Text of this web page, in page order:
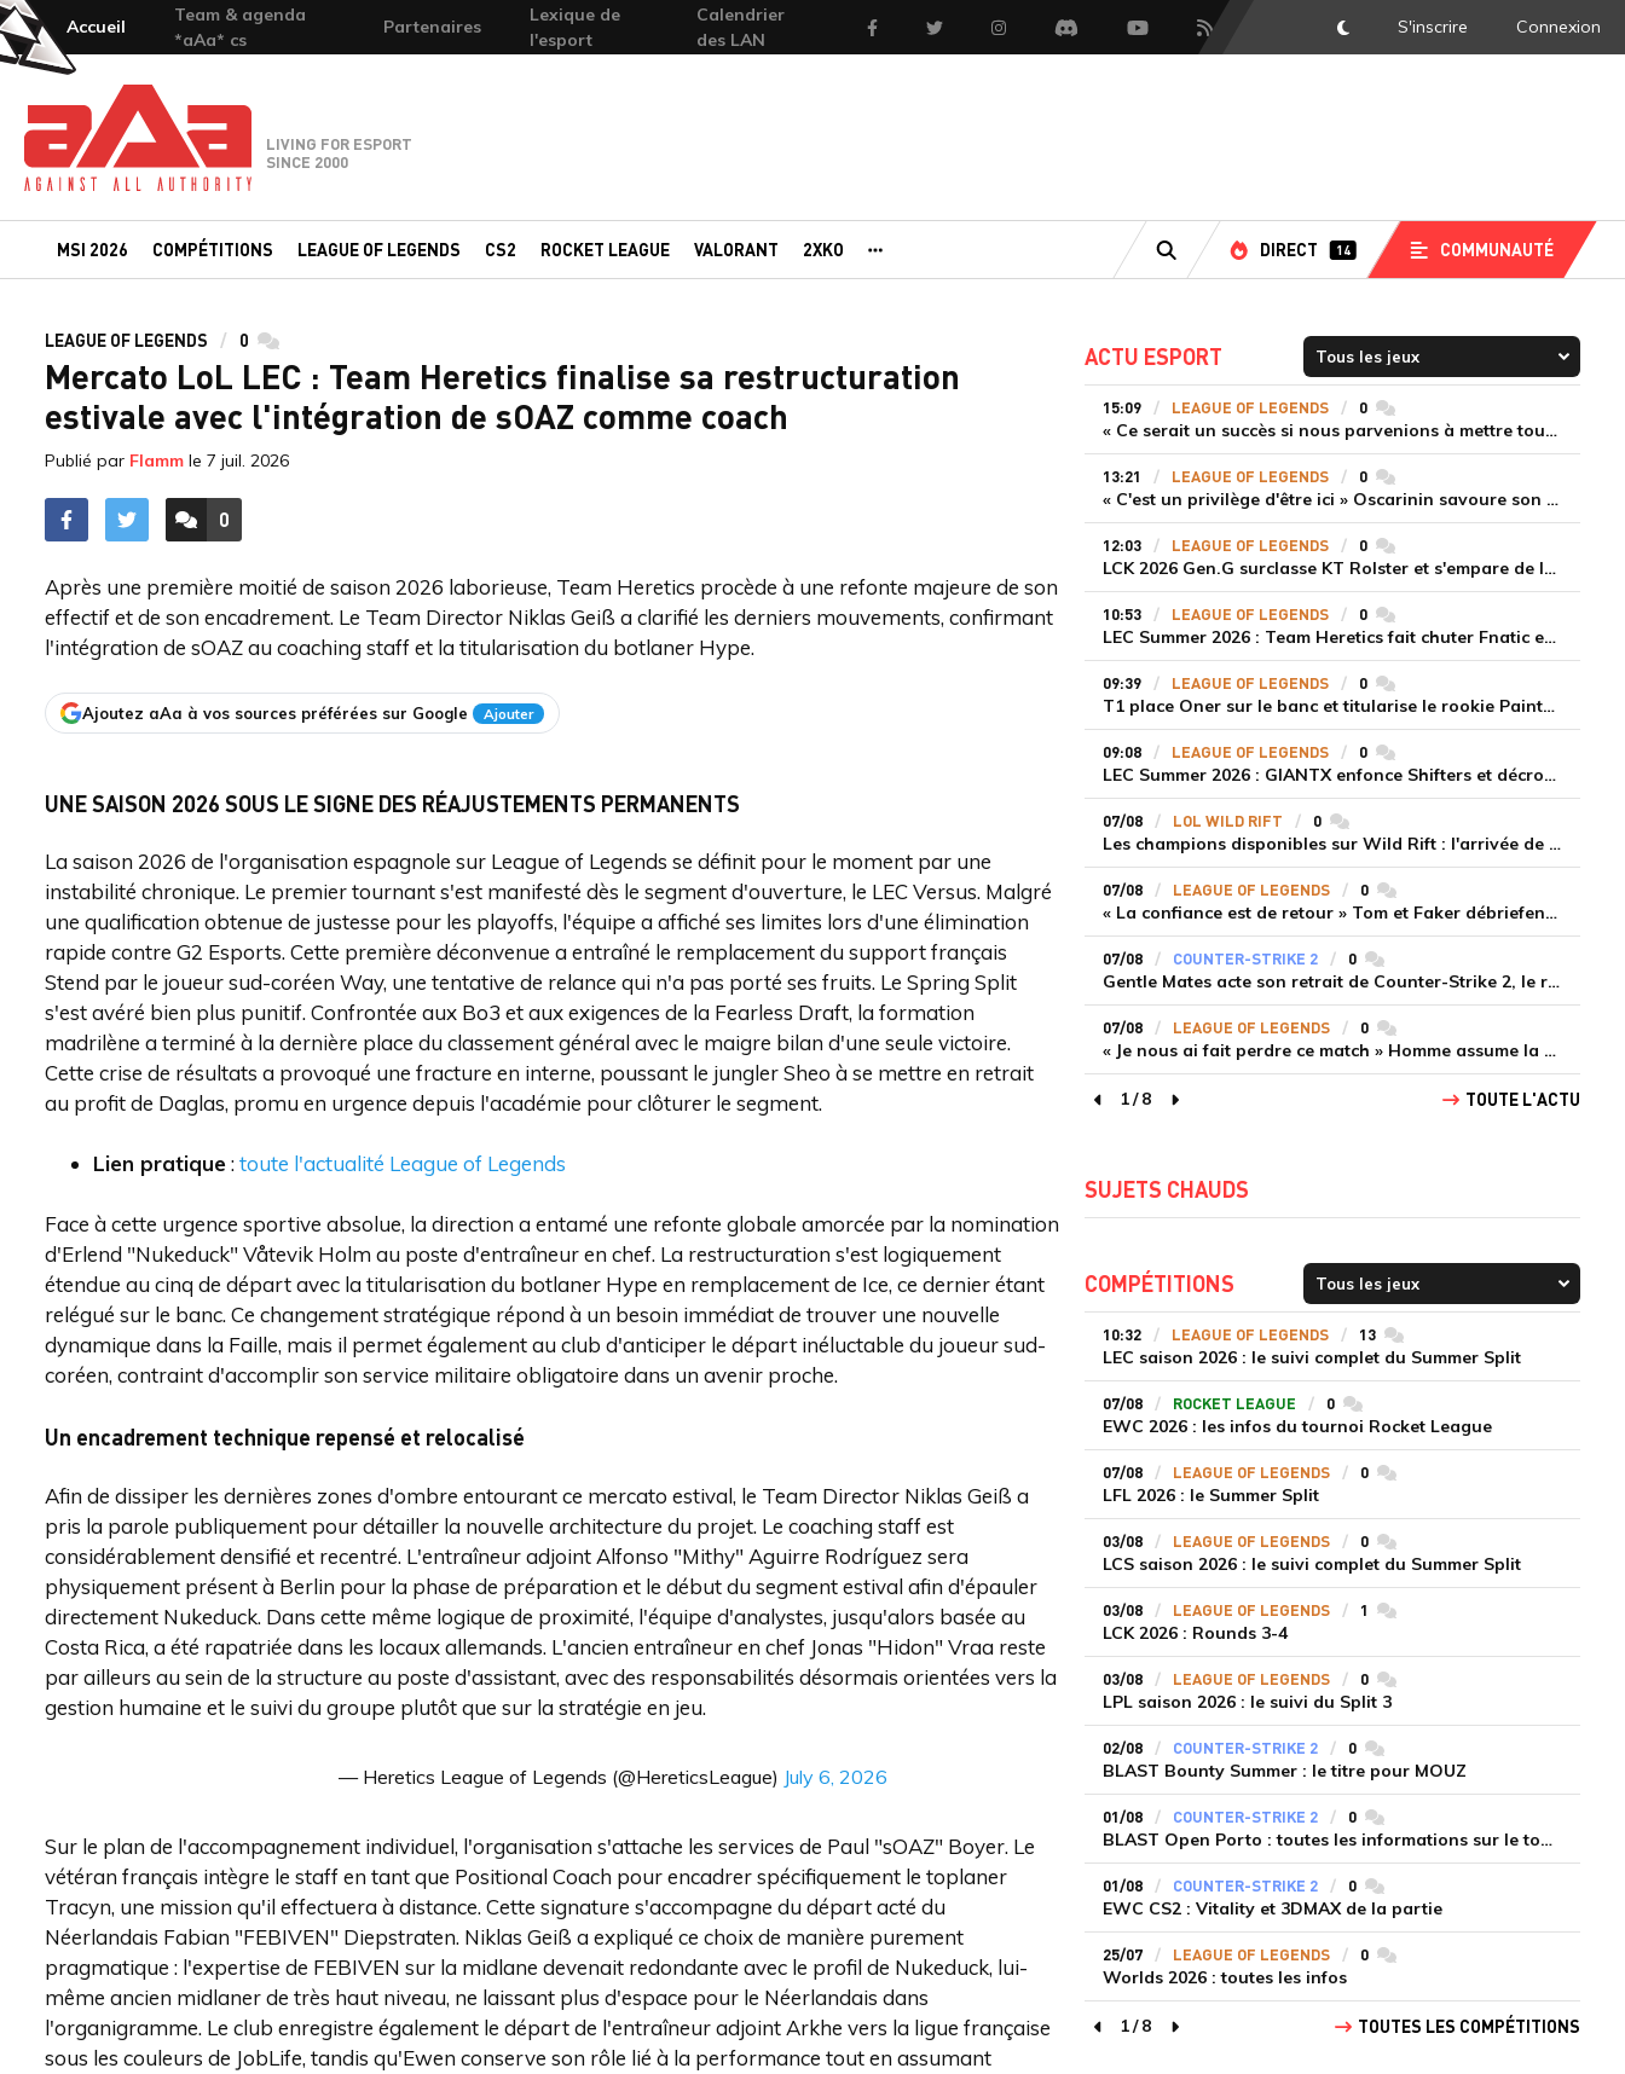
Accueil
Team & agenda
*aAa* cs
Partenaires
Lexique de
l'esport
Calendrier
des LAN
FacebookTwitter InstagramDiscord YoutubeFlux RSS DarkMode
S'inscrire Connexion
Team-aAa - against All authority
LIVING FOR ESPORT
SINCE 2000
MSI 2026 COMPÉTITIONS LEAGUE OF LEGENDS CS2 ROCKET LEAGUE VALORANT 2XKO
RECHERCHE
DIRECT 14 COMMUNAUTÉ
LEAGUE OF LEGENDS 0 commentaires
Mercato LoL LEC : Team Heretics finalise sa restructuration
estivale avec l'intégration de sOAZ comme coach
Publié par Flamm le 7 juil. 2026
ACCÉDER AUX
0
COMMENTAIRES
Après une première moitié de saison 2026 laborieuse, Team Heretics procède à une refonte majeure de son
effectif et de son encadrement. Le Team Director Niklas Geiß a clarifié les derniers mouvements, confirmant
l'intégration de sOAZ au coaching staff et la titularisation du botlaner Hype.
Ajoutez aAa à vos sources préférées sur Google Ajouter
UNE SAISON 2026 SOUS LE SIGNE DES RÉAJUSTEMENTS PERMANENTS
La saison 2026 de l'organisation espagnole sur League of Legends se définit pour le moment par une
instabilité chronique. Le premier tournant s'est manifesté dès le segment d'ouverture, le LEC Versus. Malgré
une qualification obtenue de justesse pour les playoffs, l'équipe a affiché ses limites lors d'une élimination
rapide contre G2 Esports. Cette première déconvenue a entraîné le remplacement du support français
Stend par le joueur sud-coréen Way, une tentative de relance qui n'a pas porté ses fruits. Le Spring Split
s'est avéré bien plus punitif. Confrontée aux Bo3 et aux exigences de la Fearless Draft, la formation
madrilène a terminé à la dernière place du classement général avec le maigre bilan d'une seule victoire.
Cette crise de résultats a provoqué une fracture en interne, poussant le jungler Sheo à se mettre en retrait
au profit de Daglas, promu en urgence depuis l'académie pour clôturer le segment.
Lien pratique:toute l'actualité League of Legends
Face à cette urgence sportive absolue, la direction a entamé une refonte globale amorcée par la nomination
d'Erlend "Nukeduck" Våtevik Holm au poste d'entraîneur en chef. La restructuration s'est logiquement
étendue au cinq de départ avec la titularisation du botlaner Hype en remplacement de Ice, ce dernier étant
relégué sur le banc. Ce changement stratégique répond à un besoin immédiat de trouver une nouvelle
dynamique dans la Faille, mais il permet également au club d'anticiper le départ inéluctable du joueur sud-
coréen, contraint d'accomplir son service militaire obligatoire dans un avenir proche.
Un encadrement technique repensé et relocalisé
Afin de dissiper les dernières zones d'ombre entourant ce mercato estival, le Team Director Niklas Geiß a
pris la parole publiquement pour détailler la nouvelle architecture du projet. Le coaching staff est
considérablement densifié et recentré. L'entraîneur adjoint Alfonso "Mithy" Aguirre Rodríguez sera
physiquement présent à Berlin pour la phase de préparation et le début du segment estival afin d'épauler
directement Nukeduck. Dans cette même logique de proximité, l'équipe d'analystes, jusqu'alors basée au
Costa Rica, a été rapatriée dans les locaux allemands. L'ancien entraîneur en chef Jonas "Hidon" Vraa reste
par ailleurs au sein de la structure au poste d'assistant, avec des responsabilités désormais orientées vers la
gestion humaine et le suivi du groupe plutôt que sur la stratégie en jeu.
— Heretics League of Legends (@HereticsLeague) July 6, 2026
Sur le plan de l'accompagnement individuel, l'organisation s'attache les services de Paul "sOAZ" Boyer. Le
vétéran français intègre le staff en tant que Positional Coach pour encadrer spécifiquement le toplaner
Tracyn, une mission qu'il effectuera à distance. Cette signature s'accompagne du départ acté du
Néerlandais Fabian "FEBIVEN" Diepstraten. Niklas Geiß a expliqué ce choix de manière purement
pragmatique : l'expertise de FEBIVEN sur la midlane devenait redondante avec le profil de Nukeduck, lui-
même ancien midlaner de très haut niveau, ne laissant plus d'espace pour le Néerlandais dans
l'organigramme. Le club enregistre également le départ de l'entraîneur adjoint Arkhe vers la ligue française
sous les couleurs de JobLife, tandis qu'Ewen conserve son rôle lié à la performance tout en assumant
ACTU ESPORT
15:09 LEAGUE OF LEGENDS 0commentaires
« Ce serait un succès si nous parvenions à mettre tous les joueurs à niveau pour espérer atteindre les playoffs », Nukeduck et Mithy après la victoire de Team Heretics
13:21 LEAGUE OF LEGENDS 0commentaires
« C'est un privilège d'être ici » Oscarinin savoure son retour en LEC et prépare sa revanche
12:03 LEAGUE OF LEGENDS 0commentaires
LCK 2026 Gen.G surclasse KT Rolster et s'empare de la deuxième place du Legend Group
10:53 LEAGUE OF LEGENDS 0commentaires
LEC Summer 2026 : Team Heretics fait chuter Fnatic et lance enfin sa saison estivale
09:39 LEAGUE OF LEGENDS 0commentaires
T1 place Oner sur le banc et titularise le rookie Painter face à Hanwha Life Esports
09:08 LEAGUE OF LEGENDS 0commentaires
LEC Summer 2026 : GIANTX enfonce Shifters et décroche sa première victoire
07/08 LOL WILD RIFT 0commentaires
Les champions disponibles sur Wild Rift : l'arrivée de Cho'Gath
07/08 LEAGUE OF LEGENDS 0commentaires
« La confiance est de retour » Tom et Faker débriefent la victoire convaincante de T1 face à Dplus KIA
07/08 COUNTER-STRIKE 2 0commentaires
Gentle Mates acte son retrait de Counter-Strike 2, le roster ibérique libéré
07/08 LEAGUE OF LEGENDS 0commentaires
« Je nous ai fait perdre ce match » Homme assume la responsabilité de la défaite de HLE face à Gen.G
page précédente
1/8
page suivante
TOUTE L'ACTU
SUJETS CHAUDS
COMPÉTITIONS
10:32 LEAGUE OF LEGENDS 13commentaires
LEC saison 2026 : le suivi complet du Summer Split
07/08 ROCKET LEAGUE 0commentaires
EWC 2026 : les infos du tournoi Rocket League
07/08 LEAGUE OF LEGENDS 0commentaires
LFL 2026 : le Summer Split
03/08 LEAGUE OF LEGENDS 0commentaires
LCS saison 2026 : le suivi complet du Summer Split
03/08 LEAGUE OF LEGENDS 1 commentaires
LCK 2026 : Rounds 3-4
03/08 LEAGUE OF LEGENDS 0commentaires
LPL saison 2026 : le suivi du Split 3
02/08 COUNTER-STRIKE 2 0commentaires
BLAST Bounty Summer : le titre pour MOUZ
01/08 COUNTER-STRIKE 2 0commentaires
BLAST Open Porto : toutes les informations sur le tournoi
01/08 COUNTER-STRIKE 2 0commentaires
EWC CS2 : Vitality et 3DMAX de la partie
25/07 LEAGUE OF LEGENDS 0commentaires
Worlds 2026 : toutes les infos
page précédente
1/8
page suivante
TOUTES LES COMPÉTITIONS